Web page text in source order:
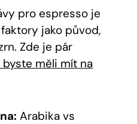
pro espresso je
jako původ,
Zde je pár
měli mít na
Arabika vs